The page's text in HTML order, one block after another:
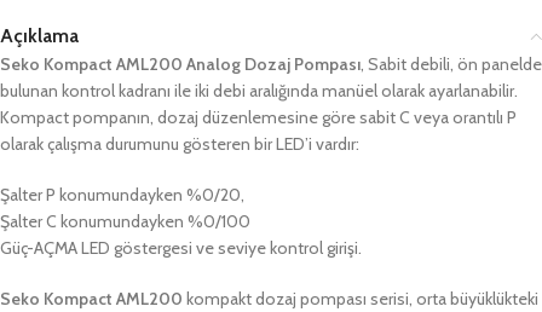
Açıklama
Seko Kompact AML200 Analog Dozaj Pompası, Sabit debili, ön panelde
bulunan kontrol kadranı ile iki debi aralığında manüel olarak ayarlanabilir.
Kompact pompanın, dozaj düzenlemesine göre sabit C veya orantılı P
olarak çalışma durumunu gösteren bir LED’i vardır:
Şalter P konumundayken %0/20,
Şalter C konumundayken %0/100
Güç-AÇMA LED göstergesi ve seviye kontrol girişi.
Seko Kompact AML200 kompakt dozaj pompası serisi, orta büyüklükteki